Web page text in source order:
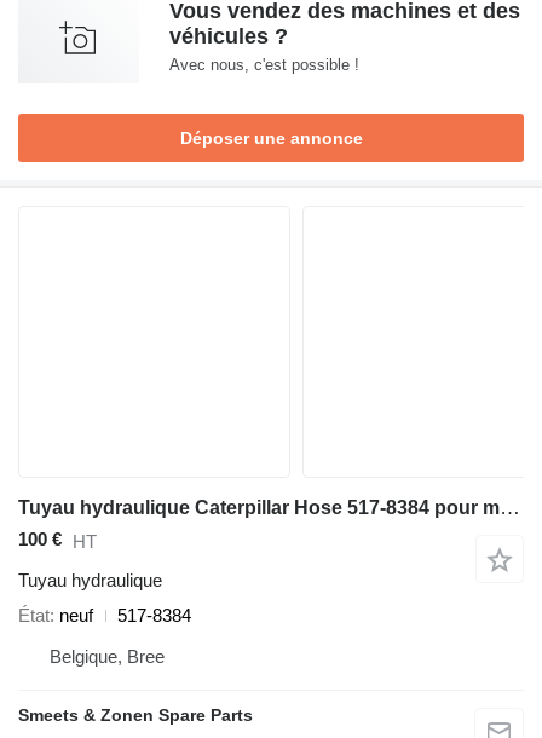
Vous vendez des machines et des
véhicules ?
Avec nous, c'est possible !
Déposer une annonce
Tuyau hydraulique Caterpillar Hose 517-8384 pour matériel de TP
100 € HT
Tuyau hydraulique
État neuf
517-8384
Belgique, Bree
Smeets & Zonen Spare Parts